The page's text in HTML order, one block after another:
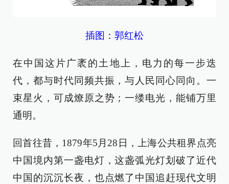
插图：郭红松
在中国这片广袤的土地上，电力的每一步迭
代，都与时代同频共振，与人民同心同向。一
束星火，可成燎原之势；一缕电光，能铺万里
通明。
回首往昔，1879年5月28日，上海公共租界点亮
中国境内第一盏电灯，这盏弧光灯划破了近代
中国的沉沉长夜，也点燃了中国追赶现代文明